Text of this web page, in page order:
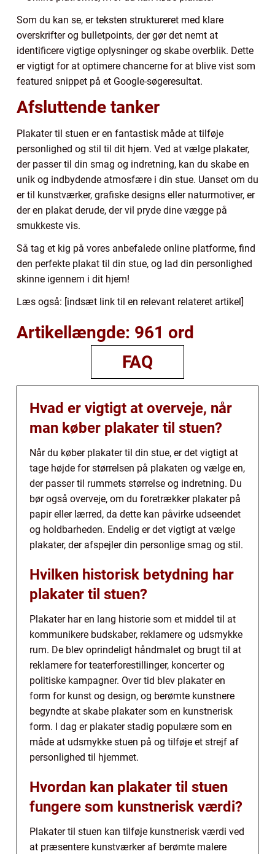
Som du kan se, er teksten struktureret med klare
overskrifter og bulletpoints, der gør det nemt at
identificere vigtige oplysninger og skabe overblik. Dette
er vigtigt for at optimere chancerne for at blive vist som
featured snippet på et Google-søgeresultat.
Afsluttende tanker
Plakater til stuen er en fantastisk måde at tilføje
personlighed og stil til dit hjem. Ved at vælge plakater,
der passer til din smag og indretning, kan du skabe en
unik og indbydende atmosfære i din stue. Uanset om du
er til kunstværker, grafiske designs eller naturmotiver, er
der en plakat derude, der vil pryde dine vægge på
smukkeste vis.
Så tag et kig på vores anbefalede online platforme, find
den perfekte plakat til din stue, og lad din personlighed
skinne igennem i dit hjem!
Læs også: [indsæt link til en relevant relateret artikel]
Artikellængde: 961 ord
FAQ
Hvad er vigtigt at overveje, når
man køber plakater til stuen?
Når du køber plakater til din stue, er det vigtigt at
tage højde for størrelsen på plakaten og vælge en,
der passer til rummets størrelse og indretning. Du
bør også overveje, om du foretrækker plakater på
papir eller lærred, da dette kan påvirke udseendet
og holdbarheden. Endelig er det vigtigt at vælge
plakater, der afspejler din personlige smag og stil.
Hvilken historisk betydning har
plakater til stuen?
Plakater har en lang historie som et middel til at
kommunikere budskaber, reklamere og udsmykke
rum. De blev oprindeligt håndmalet og brugt til at
reklamere for teaterforestillinger, koncerter og
politiske kampagner. Over tid blev plakater en
form for kunst og design, og berømte kunstnere
begyndte at skabe plakater som en kunstnerisk
form. I dag er plakater stadig populære som en
måde at udsmykke stuen på og tilføje et strejf af
personlighed til hjemmet.
Hvordan kan plakater til stuen
fungere som kunstnerisk værdi?
Plakater til stuen kan tilføje kunstnerisk værdi ved
at præsentere kunstværker af berømte malere